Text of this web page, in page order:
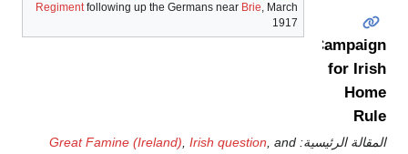
Regimentfollowing up the Germans near Brie, March
1917
Campaign
for Irish
Home
Rule
المقالة الرئيسية: Great Famine (Ireland) Irish question , and